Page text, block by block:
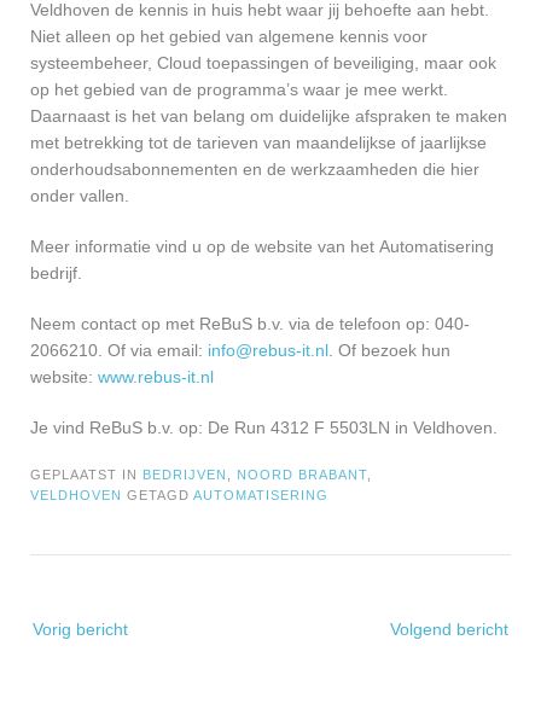
Veldhoven de kennis in huis hebt waar jij behoefte aan hebt.
Niet alleen op het gebied van algemene kennis voor
systeembeheer, Cloud toepassingen of beveiliging, maar ook
op het gebied van de programma’s waar je mee werkt.
Daarnaast is het van belang om duidelijke afspraken te maken
met betrekking tot de tarieven van maandelijkse of jaarlijkse
onderhoudsabonnementen en de werkzaamheden die hier
onder vallen.
Meer informatie vind u op de website van het Automatisering
bedrijf.
Neem contact op met ReBuS b.v. via de telefoon op: 040-
2066210. Of via email: info@rebus-it.nl . Of bezoek hun
website: www.rebus-it.nl
Je vind ReBuS b.v. op: De Run 4312 F 5503LN in Veldhoven.
GEPLAATST IN BEDRIJVEN NOORD BRABANT
VELDHOVEN GETAGD AUTOMATISERING
navigatie
Vorig bericht Volgend bericht